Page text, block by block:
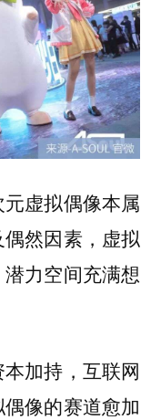
虚拟偶像本属
然因素，虚拟
力空间充满想
加持，互联网
像的赛道愈加